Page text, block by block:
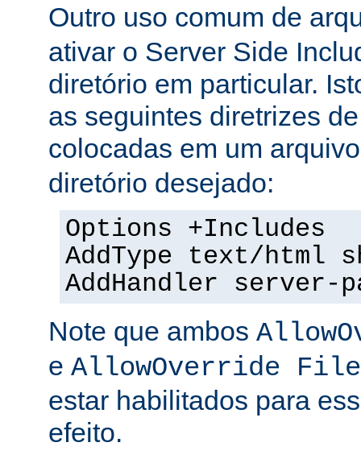
Outro uso comum de
ativar o Server Side
diretório em particular.
as seguintes diretrizes
colocadas em um
diretório desejado:
Options +Includes
AddType text/html
AddHandler server-
Note que ambos
e AllowOverride
estar habilitados para
efeito.